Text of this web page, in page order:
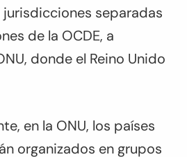
jurisdicciones separadas
de la OCDE, a
donde el Reino Unido
en la ONU, los países
organizados en grupos